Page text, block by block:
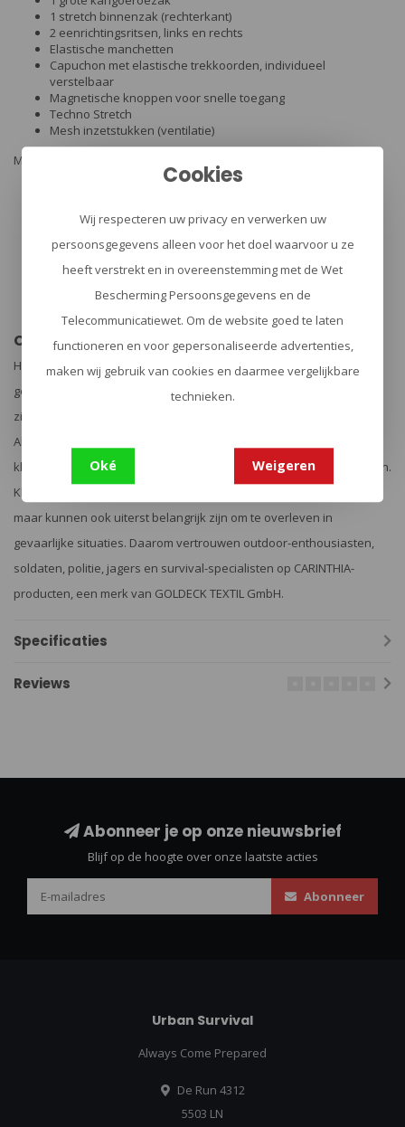
1 stretch binnenzak (rechterkant)
2 eenrichtingsritsen, links en rechts
Elastische manchetten
Capuchon met elastische trekkoorden, individueel
verstelbaar
Magnetische knoppen voor snelle toegang
Techno Stretch
Mesh inzetstukken (ventilatie)
Materiaal en specificaties:
Isolatie: G-LOFT® 20 g, 100% polyester
Armen: Techno Stretch 92% polyester, 8% Elastan
Materiaal: 75% mesh. 25% Elastan
Gewicht (g): 450 (maat M)
Kleur: zwart
Carinthia |DESIGNED TO PROTECT YOU
Hebben outdoor atleten, soldaten en jagers een
gemeenschappelijke basis? Hoe verschillend deze gebieden ook
zijn, er is nog steeds een gemeenschappelijke noemer te vinden.
Alle drie groepen moeten te allen tijde volledig vertrouwen op
kleding en / of uitrusting in de respectievelijke toepassingsgebieden.
Kleding en uitrusting bieden niet alleen bescherming en veiligheid,
maar kunnen ook uiterst belangrijk zijn om te overleven in
gevaarlijke situaties. Daarom vertrouwen outdoor-enthousiasten,
soldaten, politie, jagers en survival-specialisten op CARINTHIA-
producten, een merk van GOLDECK TEXTIL GmbH.
Specificaties
Reviews
Abonneer je op onze nieuwsbrief
Blijf op de hoogte over onze laatste acties
Abonneer
Urban Survival
Always Come Prepared
De Run 4312
5503 LN
Cookies
Wij respecteren uw privacy en verwerken uw
persoonsgegevens alleen voor het doel waarvoor u ze
heeft verstrekt en in overeenstemming met de Wet
Bescherming Persoonsgegevens en de
Telecommunicatiewet. Om de website goed te laten
functioneren en voor gepersonaliseerde advertenties,
maken wij gebruik van cookies en daarmee vergelijkbare
technieken.
Oké Weigeren